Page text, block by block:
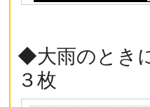
◆大雨のとき
３枚